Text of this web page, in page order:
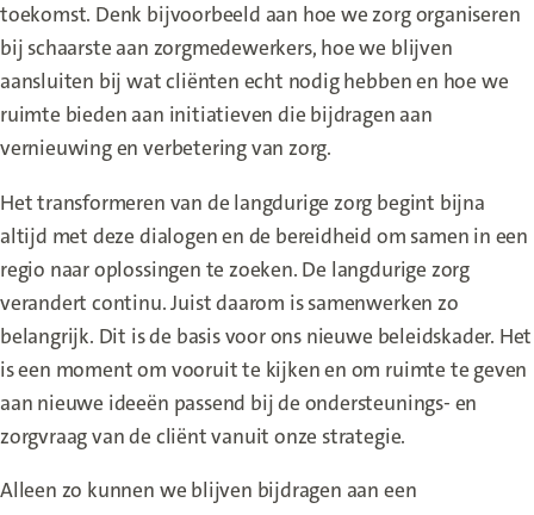
toekomst. Denk bijvoorbeeld aan hoe we zorg organiseren
bij schaarste aan zorgmedewerkers, hoe we blijven
aansluiten bij wat cliënten echt nodig hebben en hoe we
ruimte bieden aan initiatieven die bijdragen aan
vernieuwing en verbetering van zorg.
Het transformeren van de langdurige zorg begint bijna
altijd met deze dialogen en de bereidheid om samen in een
regio naar oplossingen te zoeken. De langdurige zorg
verandert continu. Juist daarom is samenwerken zo
belangrijk. Dit is de basis voor ons nieuwe beleidskader. Het
is een moment om vooruit te kijken en om ruimte te geven
aan nieuwe ideeën passend bij de ondersteunings- en
zorgvraag van de cliënt vanuit onze strategie.
Alleen zo kunnen we blijven bijdragen aan een